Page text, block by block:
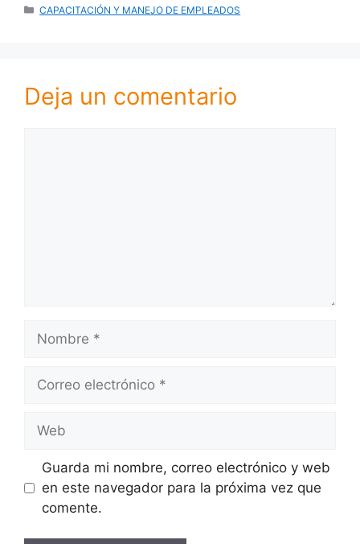
CATEGORÍAS
CAPACITACIÓN Y MANEJO DE EMPLEADOS
Deja un comentario
electrónico
Guarda mi nombre, correo electrónico y web
en este navegador para la próxima vez que
comente.